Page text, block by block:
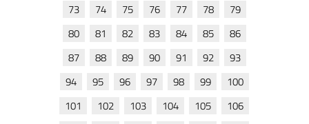
73
74 75 76 77 78
79
80
81 82 83 84 85
86
87
88 89 90 91 92
93
94
95 96 97 98 99
100
101
102 103 104 105
106